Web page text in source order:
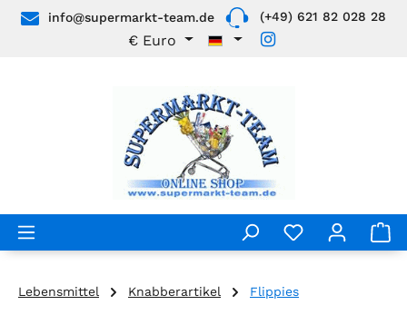
Zum Hauptinhalt springen
info@supermarkt-team.de (+49) 621 82 028 28
€ Euro
Lebensmittel Knabberartikel Flippies